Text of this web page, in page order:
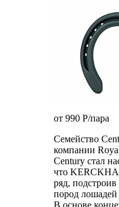
от 990 P/пара
Семейство
компании
Century стал
что
ряд,
пород лошадей
В основе